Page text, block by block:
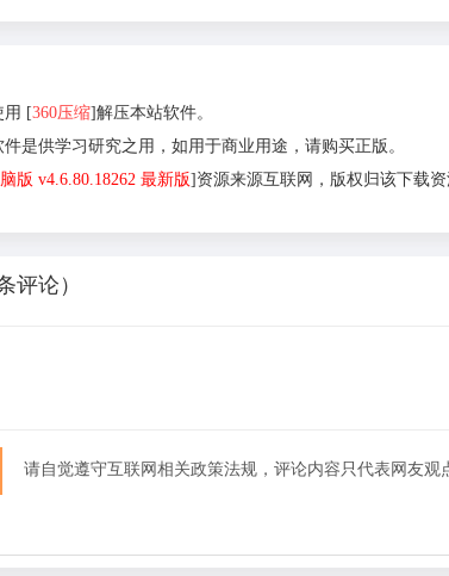
用 [360压缩]解压本站软件。
是供学习研究之用，如用于商业用途，请购买正版。
版 v4.6.80.18262 最新版]资源来源互联网，版权归该下载资
评论）
请自觉遵守互联网相关政策法规，评论内容只代表网友观